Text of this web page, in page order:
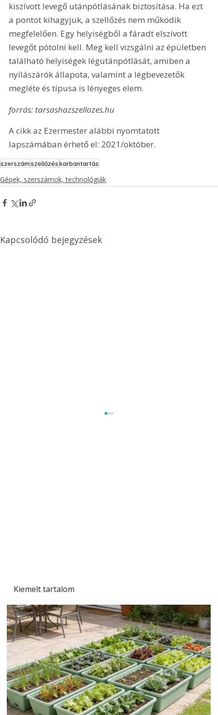
Kiemelt tartalom
kiszívott levegő utánpótlásának biztosítása. Ha ezt
a pontot kihagyjuk, a szellőzés nem működik
megfelelően. Egy helyiségből a fáradt elszívott
levegőt pótolni kell. Meg kell vizsgálni az épületben
található helyiségek légutánpótlását, amiben a
nyílászárók állapota, valamint a légbevezetők
megléte és típusa is lényeges elem.
forrás: tarsashazszellozes.hu
A cikk az Ezermester alábbi nyomtatott
lapszámában érhető el: 2021/október.
szerszámszellőzéskarbantartás
Gépek, szerszámok, technológiák
Kapcsolódó bejegyzések